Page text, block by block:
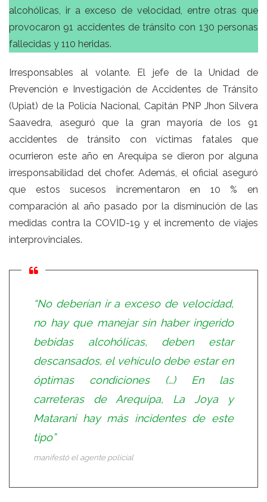
alcohólicas, ir a exceso de velocidad, entre otras que
provocaron 91 accidentes de tránsito con 130 personas
fallecidas y 110 heridas.
Irresponsables al volante. El jefe de la Unidad de
Prevención e Investigación de Accidentes de Tránsito
(Upiat) de la Policía Nacional, Capitán PNP Jhon Silvera
Saavedra, aseguró que la gran mayoría de los 91
accidentes de tránsito con víctimas fatales que
ocurrieron este año en Arequipa se dieron por alguna
irresponsabilidad del chofer. Además, el oficial aseguró
que estos sucesos incrementaron en 10 % en
comparación al año pasado por la disminución de las
medidas contra la COVID-19 y el incremento de viajes
interprovinciales.
“No deberían ir a exceso de velocidad,
no hay que manejar sin haber ingerido
bebidas alcohólicas, deben estar
descansados, el vehículo debe estar en
óptimas condiciones (…) En las
carreteras de Arequipa, La Joya y
Matarani hay más incidentes de este
tipo”
manifestó el agente policial